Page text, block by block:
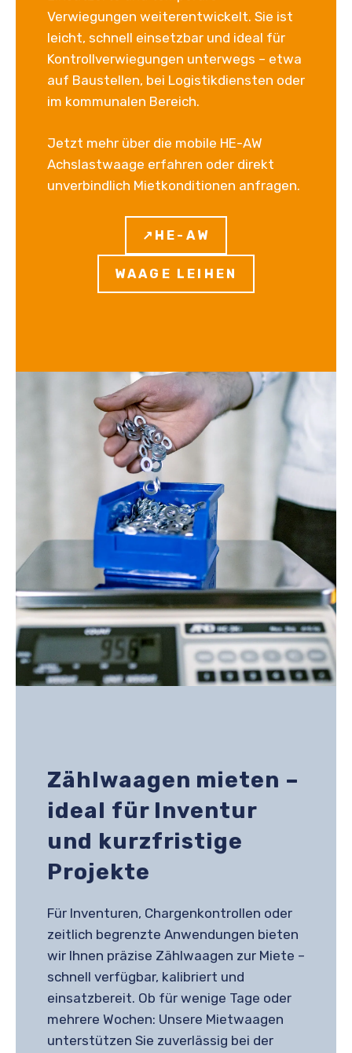
Verwiegungen weiterentwickelt. Sie ist
leicht, schnell einsetzbar und ideal für
Kontrollverwiegungen unterwegs – etwa
auf Baustellen, bei Logistikdiensten oder
im kommunalen Bereich.
Jetzt mehr über die mobile HE-AW
Achslastwaage erfahren oder direkt
unverbindlich Mietkonditionen anfragen.
↗HE-AW
WAAGE LEIHEN
Zählwaagen mieten –
ideal für Inventur
und kurzfristige
Projekte
Für Inventuren, Chargenkontrollen oder
zeitlich begrenzte Anwendungen bieten
wir Ihnen präzise Zählwaagen zur Miete –
schnell verfügbar, kalibriert und
einsatzbereit. Ob für wenige Tage oder
mehrere Wochen: Unsere Mietwaagen
unterstützen Sie zuverlässig bei der